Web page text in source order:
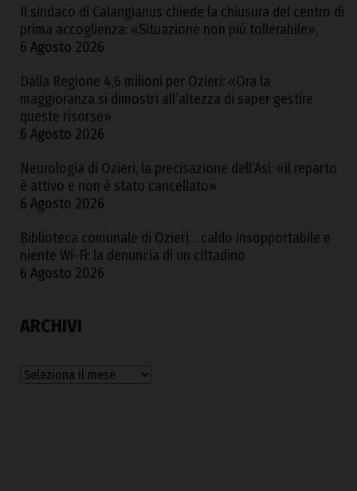
Il sindaco di Calangianus chiede la chiusura del centro di
prima accoglienza: «Situazione non più tollerabile»,
6 Agosto 2026
Dalla Regione 4,6 milioni per Ozieri: «Ora la
maggioranza si dimostri all’altezza di saper gestire
queste risorse»
6 Agosto 2026
Neurologia di Ozieri, la precisazione dell’Asl: «il reparto
è attivo e non è stato cancellato»
6 Agosto 2026
Biblioteca comunale di Ozieri… caldo insopportabile e
niente Wi-Fi: la denuncia di un cittadino
6 Agosto 2026
ARCHIVI
Archivi